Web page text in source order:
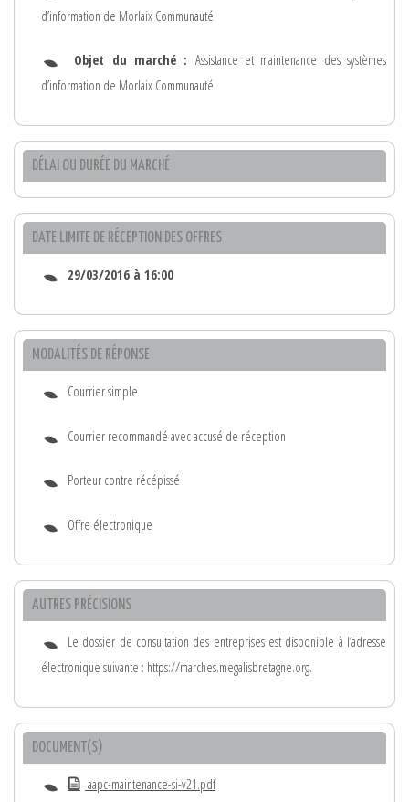
d’information de Morlaix Communauté
Objet du marché : Assistance et maintenance des systèmes
d’information de Morlaix Communauté
DÉLAI OU DURÉE DU MARCHÉ
DATE LIMITE DE RÉCEPTION DES OFFRES
29/03/2016 à 16:00
MODALITÉS DE RÉPONSE
Courrier simple
Courrier recommandé avec accusé de réception
Porteur contre récépissé
Offre électronique
AUTRES PRÉCISIONS
Le dossier de consultation des entreprises est disponible à l’adresse
électronique suivante : https://marches.megalisbretagne.org.
DOCUMENT(S)
aapc-maintenance-si-v21.pdf